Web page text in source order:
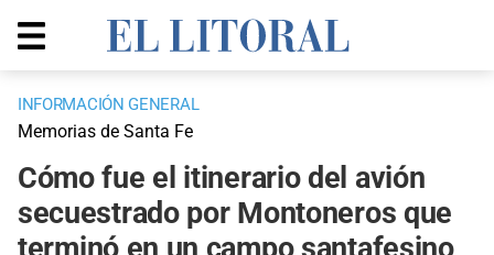
INFORMACIÓN GENERAL
Memorias de Santa Fe
Cómo fue el itinerario del avión
secuestrado por Montoneros que